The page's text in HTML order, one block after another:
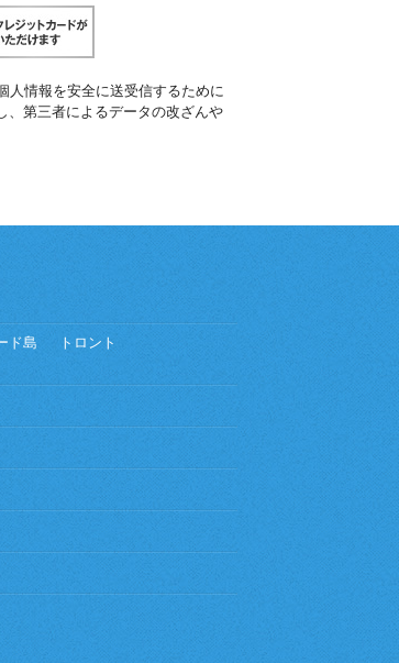
人情報を安全に送受信するために
、第三者によるデータの改ざんや
ド島
トロント